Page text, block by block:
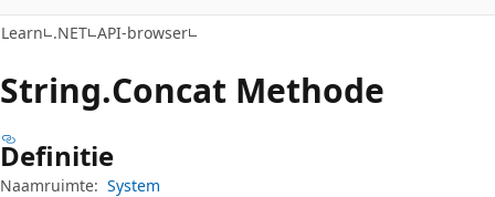
Learn .NET API-browser
String.Concat Methode
Definitie
Naamruimte: System